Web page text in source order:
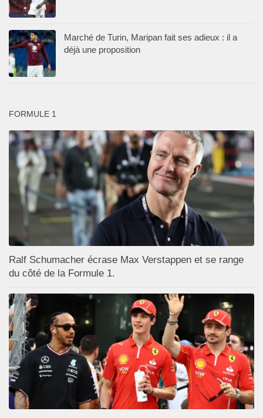
Marché de Turin, Maripan fait ses adieux : il a
déjà une proposition
FORMULE 1
Ralf Schumacher écrase Max Verstappen et se range
du côté de la Formule 1.